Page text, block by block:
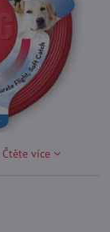
Čtěte více